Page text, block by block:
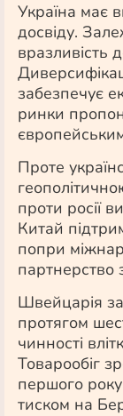
Україна має
досвіду.
вразливість
забезпечує
ринки
Проте
проти росії
Китай
попри
партнерство
Швейцарія
протягом
чинності
Товарообіг
першого
тиском на